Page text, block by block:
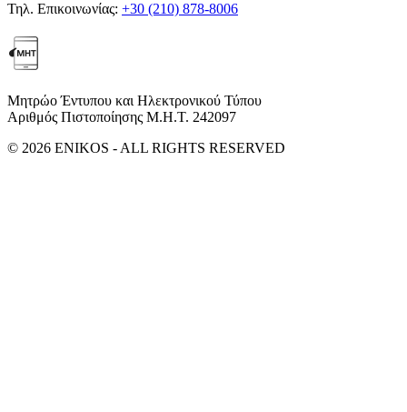
Τηλ. Επικοινωνίας: +30 (210) 878-8006
Μητρώο Έντυπου και Ηλεκτρονικού Τύπου
Αριθμός Πιστοποίησης Μ.Η.Τ. 242097
© 2026 ENIKOS - ALL RIGHTS RESERVED